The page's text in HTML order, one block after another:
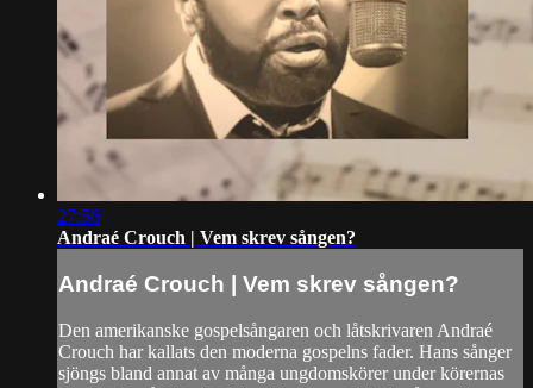
27:56
Andraé Crouch | Vem skrev sången?
Andraé Crouch | Vem skrev sången?
Den amerikanske gospelsångaren och låtskrivaren Andraé
Crouch har kallats den moderna gospelns fader. Hans sånger
sjöngs bland annat av många ungdomskörer under körernas